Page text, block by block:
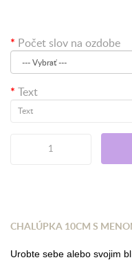
Počet slov na ozdobe
Text
CHALÚPKA 10CM S
Urobte sebe alebo svojim